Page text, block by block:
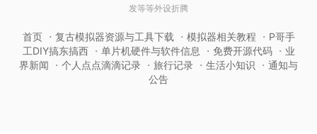
发等等外设折腾
首页 复古模拟器资源与工具下载 模拟器相关教程
P哥手
工DIY搞东搞西
单片机硬件与软件信息 免费开源代码
业
界新闻
个人点点滴滴记录 旅行记录 生活小知识
通知与
公告